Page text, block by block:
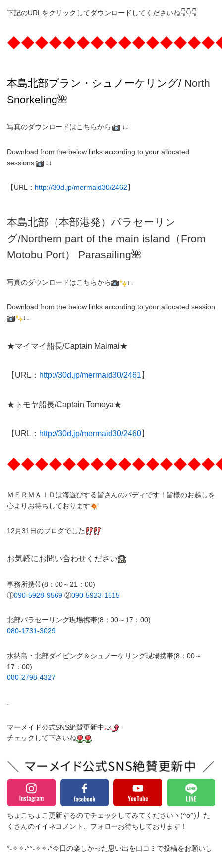
下記のURLをクリックしてダウンロードしてくださいね👇👇👇
本島北部プラン・ シュノーケリング/ North
Snorkeling🌺
写真のダウンロードはこちらから ↓↓
Download from the below links according to your allocated
sessions
↓↓
【URL： http://30d.jp/mermaid30/2462】
本島北部（本部港発）パラセーリン
グ/Northern part of the main island（From
Motobu Port）
Parasailing🌺
写真のダウンロードはこちらから ↓↓
Download from the below links according to your allocated session
↓↓
★マイマイ船長/Captain Maimai★
【URL： http://30d.jp/mermaid30/2461】
★トモヤ船長/Captain Tomoya★
【URL： http://30d.jp/mermaid30/2460】
ＭＥＲＭＡＩＤは海遊びする皆さんのバディです！皆様のお越しを
心よりお待ちしております
12月31日のブログでした
お気軽にお問い合わせください
事務所携帯(8：00～21：00)
①090-5928-9569 ②090-5923-1515
北部パラセーリング現場携帯(8：00～17：00)
080-1731-3029
水納島・北部ダイビング＆シュノーケリング現場携帯(8：00～
17：00)
080-2798-4327
.
マーメイド公式SNS絶賛更新中
チェックして下さいね
ちょこちょこ更新するのでチェックしてみてくださいヽ(^o^)丿 た
くさんのイイネコメント、フォローお待ちしております！
°˖✧✧˖°°˖✧✧˖°今日の楽しかった思い出を口コミで投稿をお願いし